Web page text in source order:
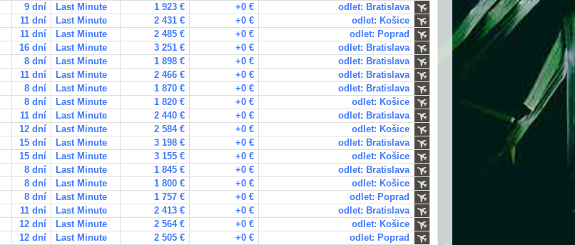
9 dní Last Minute 1 923 € +0 €
odlet: Bratislava
11 dní Last Minute 2 431 € +0 €
odlet: Košice
11 dní Last Minute 2 485 € +0 €
odlet: Poprad
16 dní Last Minute 3 251 € +0 €
odlet: Bratislava
8 dní Last Minute 1 898 € +0 €
odlet: Bratislava
11 dní Last Minute 2 466 € +0 €
odlet: Bratislava
8 dní Last Minute 1 870 € +0 €
odlet: Bratislava
8 dní Last Minute 1 820 € +0 €
odlet: Košice
11 dní Last Minute 2 440 € +0 €
odlet: Bratislava
12 dní Last Minute 2 584 € +0 €
odlet: Košice
15 dní Last Minute 3 198 € +0 €
odlet: Bratislava
15 dní Last Minute 3 155 € +0 €
odlet: Košice
8 dní Last Minute 1 845 € +0 €
odlet: Bratislava
8 dní Last Minute 1 800 € +0 €
odlet: Košice
8 dní Last Minute 1 757 € +0 €
odlet: Poprad
11 dní Last Minute 2 413 € +0 €
odlet: Bratislava
12 dní Last Minute 2 564 € +0 €
odlet: Košice
12 dní Last Minute 2 505 € +0 €
odlet: Poprad